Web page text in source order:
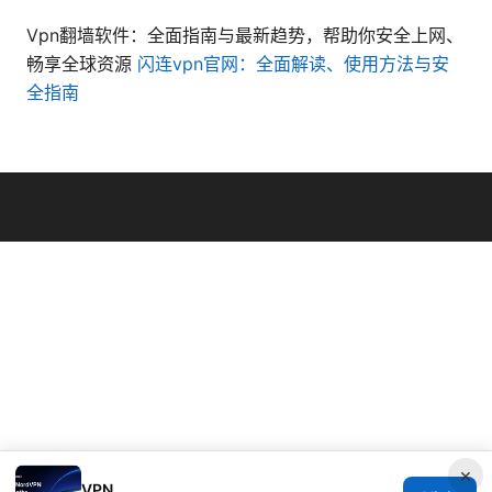
Vpn翻墙软件：全面指南与最新趋势，帮助你安全上网、
畅享全球资源 闪连vpn官网：全面解读、使用方法与安
全指南
×